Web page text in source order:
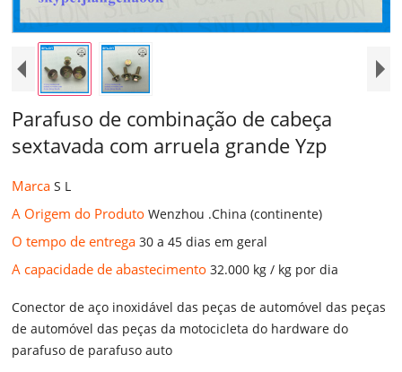
Parafuso de combinação de cabeça
sextavada com arruela grande Yzp
MarcaS L
A Origem do ProdutoWenzhou .China (continente)
O tempo de entrega30 a 45 dias em geral
A capacidade de abastecimento32.000 kg / kg por dia
Conector de aço inoxidável das peças de automóvel das peças
de automóvel das peças da motocicleta do hardware do
parafuso de parafuso auto